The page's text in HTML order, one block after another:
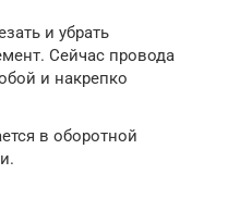
и убрать
Сейчас провода
и накрепко
в оборотной